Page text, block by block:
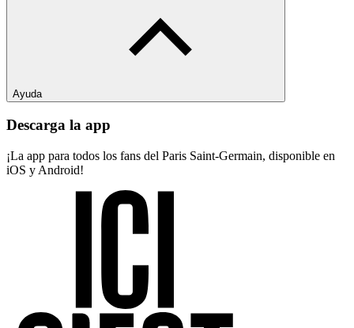
Ayuda
Descarga la app
¡La app para todos los fans del Paris Saint-Germain, disponible en
iOS y Android!